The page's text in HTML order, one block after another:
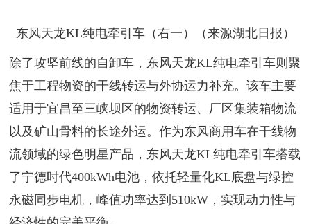
东风天龙KL纯电牵引车（右一）（来源湖北日报）
除了攻坚前线的自卸车，东风天龙KL纯电牵引车则聚
焦于工程物资的干线转运与外协运力补充。该车主要
适用于宜昌至三峡坝区的物资转运、厂区集装箱物流
以及矿山骨料的长途外运。作为东风商用车在干线物
流领域的绿色明星产品，东风天龙KL纯电牵引车搭载
了宁德时代400kWh电池，依托轻量化KL底盘与绿控
永磁同步电机，峰值功率达到510kW，实现动力性与